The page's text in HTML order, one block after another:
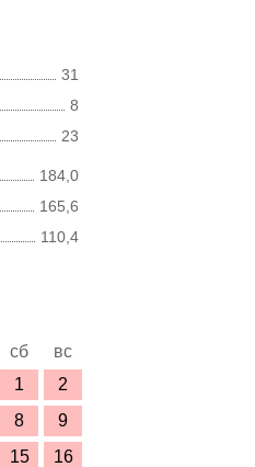
31
8
23
184,0
165,6
110,4
сб
вс
1
2
8
9
15
16